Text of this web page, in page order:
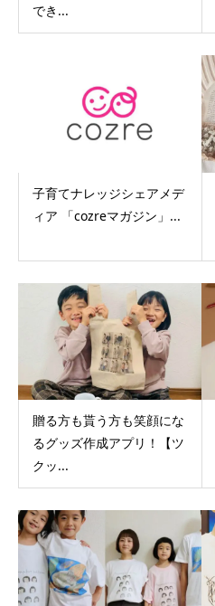
でき...
子育てナレッジシェアメデ
ィア 「cozreマガジン」...
贈る方も貰う方も笑顔にな
るグッズ作成アプリ！【ツ
クッ...